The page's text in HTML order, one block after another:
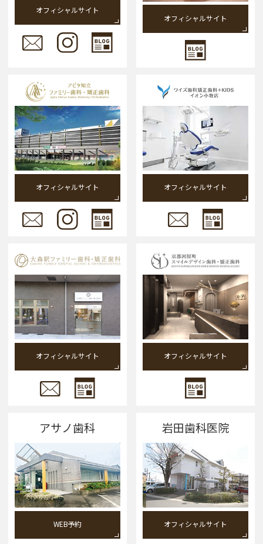
オフィシャルサイト
オフィシャルサイト
オフィシャルサイト オフィシャルサイト
オフィシャルサイト オフィシャルサイト
アサノ歯科
WEB予約
岩田歯科医院
オフィシャルサイト